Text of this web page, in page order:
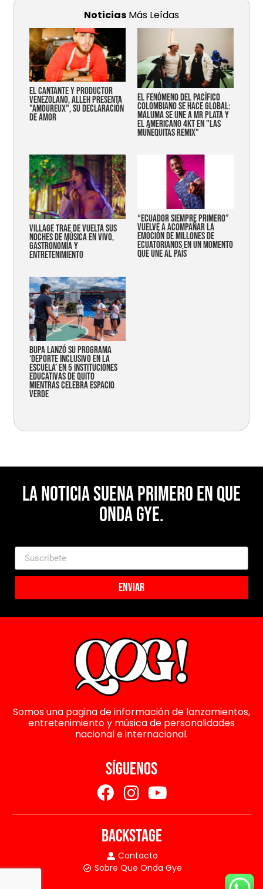
Noticias Más Leídas
EL CANTANTE Y PRODUCTOR
VENEZOLANO, ALLEH PRESENTA
"AMOUREUX", SU DECLARACIÓN
DE AMOR
EL FENÓMENO DEL PACÍFICO
COLOMBIANO SE HACE GLOBAL:
MALUMA SE UNE A MR PLATA Y
EL AMERICANO 4KT EN "LAS
MUÑEQUITAS REMIX"
Village trae de vuelta sus
noches de música en vivo,
gastronomía y
entretenimiento
“Ecuador siempre primero”
vuelve a acompañar la
emoción de millones de
ecuatorianos en un momento
que une al país
Bupa lanzó su programa
‘Deporte Inclusivo en la
Escuela’ en 5 instituciones
educativas de Quito
mientras celebra espacio
verde
La noticia suena primero en Que
Onda Gye.
Enviar
Somos una pagina de información de lanzamientos,
entretenimiento y música de personalidades
nacional e internacional.
SÍGUENOS
BACKSTAGE
Contacto
Sobre Que Onda Gye